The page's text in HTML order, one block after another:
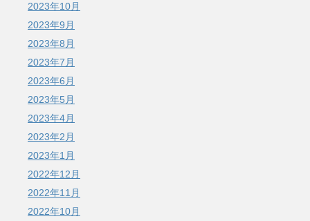
2023年10月
2023年9月
2023年8月
2023年7月
2023年6月
2023年5月
2023年4月
2023年2月
2023年1月
2022年12月
2022年11月
2022年10月